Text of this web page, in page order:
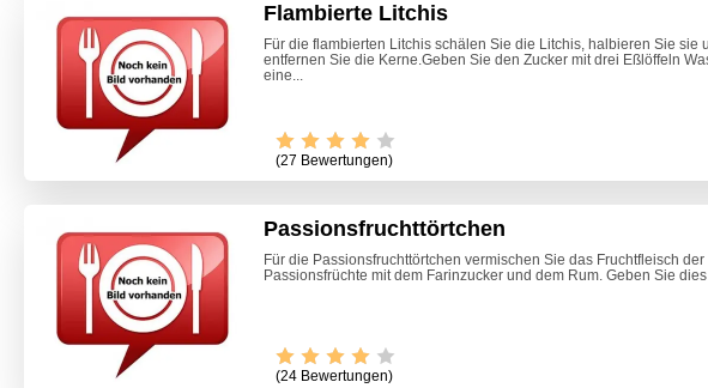
Flambierte Litchis
Für die flambierten Litchis schälen Sie die Litchis, halbieren Sie sie
entfernen Sie die Kerne.Geben Sie den Zucker mit drei Eßlöffeln
eine...
(27 Bewertungen)
Passionsfruchttörtchen
Für die Passionsfruchttörtchen vermischen Sie das Fruchtfleisch der
Passionsfrüchte mit dem Farinzucker und dem Rum. Geben Sie
(24 Bewertungen)
Pikante Blätterteigschnecken